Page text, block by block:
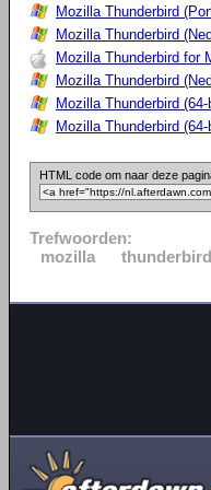
Mozilla Thunderbird
Mozilla Thunderbird
Mozilla Thunderbird for
Mozilla Thunderbird
Mozilla Thunderbird
Mozilla Thunderbird (64-
HTML code om naar deze
Trefwoorden:
mozilla
thunderbird